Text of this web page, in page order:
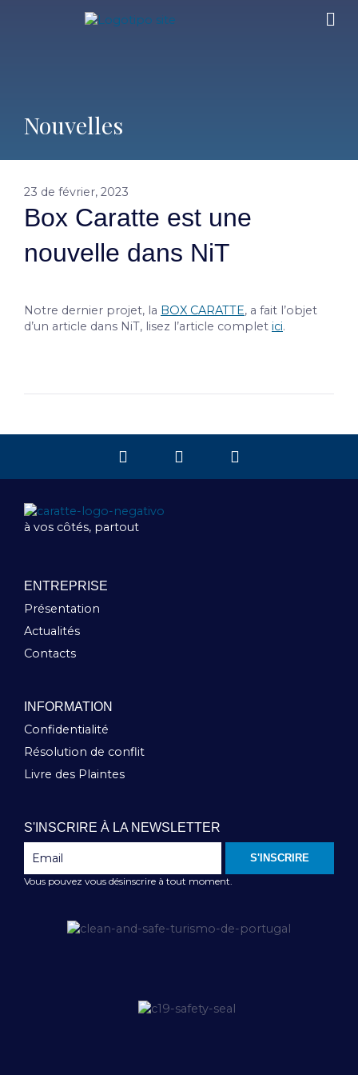
Nouvelles
23 de février, 2023
Box Caratte est une
nouvelle dans NiT
Notre dernier projet, la BOX CARATTE, a fait l’objet
d’un article dans NiT, lisez l’article complet ici.
à vos côtés, partout
ENTREPRISE
Présentation
Actualités
Contacts
INFORMATION
Confidentialité
Résolution de conflit
Livre des Plaintes
S'INSCRIRE À LA NEWSLETTER
S'INSCRIRE
Vous pouvez vous désinscrire à tout moment.